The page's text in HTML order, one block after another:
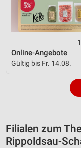
Online-Angebote
Gültig bis Fr. 14.08.
Filialen zum
Rippoldsau-